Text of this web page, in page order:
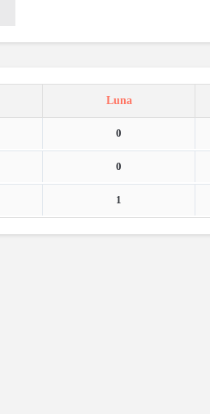
Luna
0
0
1